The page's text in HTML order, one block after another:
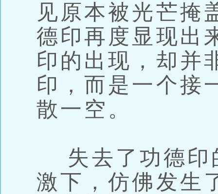
见原本被光芒掩
德印再度显现出
印的出现，却并
印，而是一个接
散一空。
失去了功德印
激下，仿佛发生